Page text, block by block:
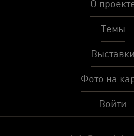
О
Темы
Выставки
Фото на
Войти